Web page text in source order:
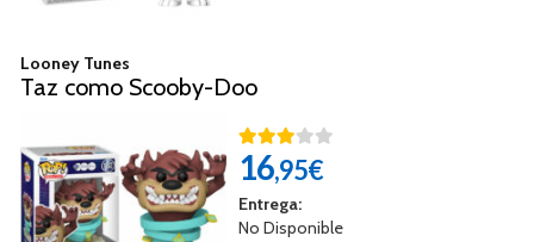
Looney Tunes
Taz como Scooby-Doo
16,95€
Entrega:
No Disponible